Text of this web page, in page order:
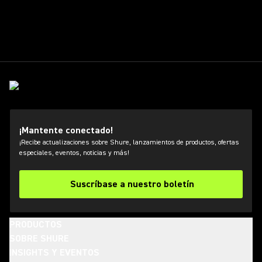
¡Mantente conectado!
¡Recibe actualizaciones sobre Shure, lanzamientos de productos, ofertas
especiales, eventos, noticias y más!
Suscríbase a nuestro boletín